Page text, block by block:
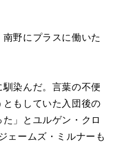
野にプラスに働いた
馴染んだ。言葉の不便
もしていた入団後の
」とユルゲン・クロ
ェームズ・ミルナーも